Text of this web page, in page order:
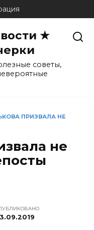
★
советы,
ПРИЗВАЛА НЕ
не